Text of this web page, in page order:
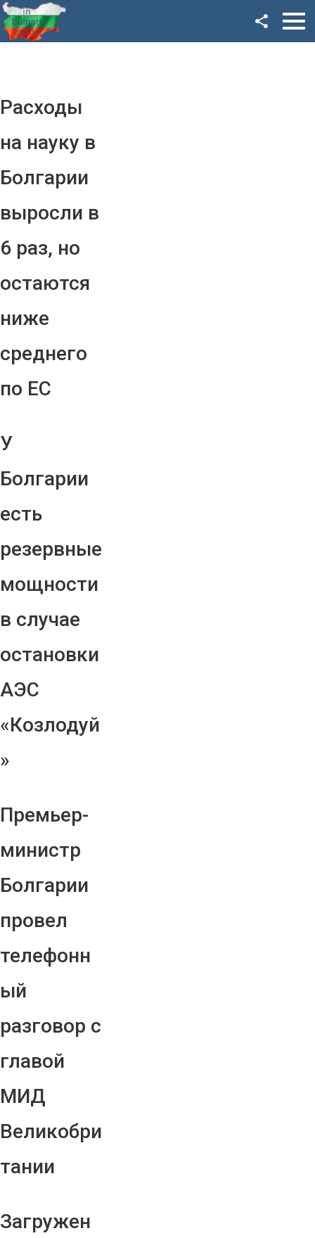
Расходы
на науку в
Болгарии
выросли в
6 раз, но
остаются
ниже
среднего
по ЕС
У
Болгарии
есть
резервные
мощности
в случае
остановки
АЭС
«Козлодуй
»
Премьер-
министр
Болгарии
провел
телефонн
ый
разговор с
главой
МИД
Великобри
тании
Загружен